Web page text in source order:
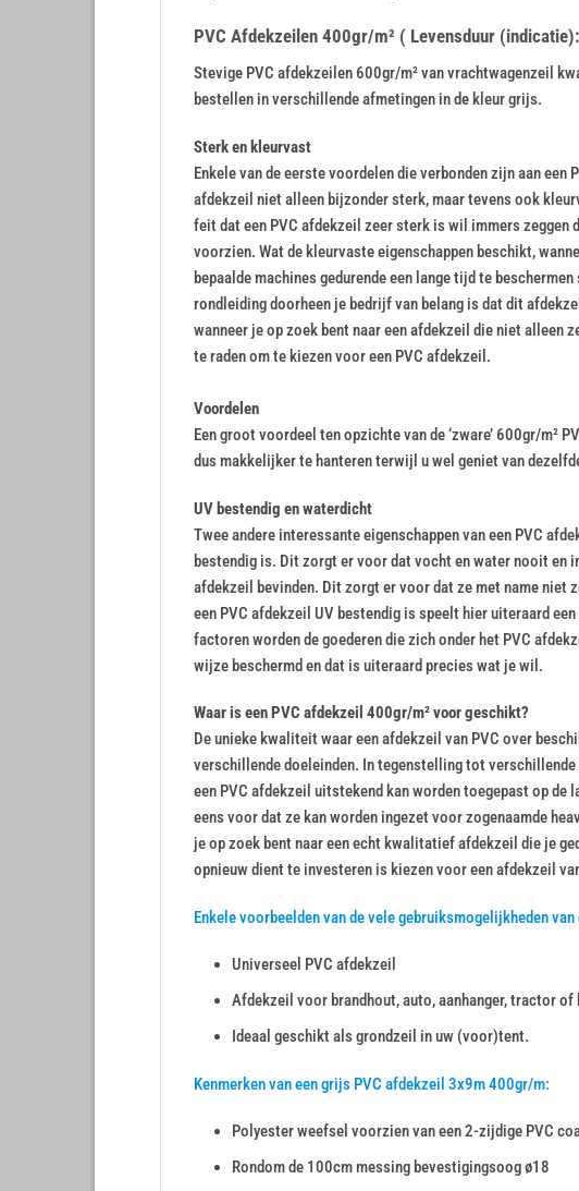
PVC Afdekzeilen 400gr/m² ( Levensduur
Stevige PVC afdekzeilen 600gr/m² van vrachtwagenzeil
bestellen in verschillende afmetingen in de kleur grijs.
Sterk en kleurvast
Enkele van de eerste voordelen die verbonden zijn aan
afdekzeil niet alleen bijzonder sterk, maar tevens ook
feit dat een PVC afdekzeil zeer sterk is wil immers
voorzien. Wat de kleurvaste eigenschappen beschikt,
bepaalde machines gedurende een lange tijd te
rondleiding doorheen je bedrijf van belang is dat dit
wanneer je op zoek bent naar een afdekzeil die niet
te raden om te kiezen voor een PVC afdekzeil.
Voordelen
Een groot voordeel ten opzichte van de ‘zware’ 600gr/m²
dus makkelijker te hanteren terwijl u wel geniet van
UV bestendig en waterdicht
Twee andere interessante eigenschappen van een PVC
bestendig is. Dit zorgt er voor dat vocht en water nooit en
afdekzeil bevinden. Dit zorgt er voor dat ze met name niet
een PVC afdekzeil UV bestendig is speelt hier uiteraard
factoren worden de goederen die zich onder het PVC
wijze beschermd en dat is uiteraard precies wat je wil.
Waar is een PVC afdekzeil 400gr/m² voor geschikt?
De unieke kwaliteit waar een afdekzeil van PVC over
verschillende doeleinden. In tegenstelling tot
een PVC afdekzeil uitstekend kan worden toegepast op
eens voor dat ze kan worden ingezet voor zogenaamde
je op zoek bent naar een echt kwalitatief afdekzeil die je
opnieuw dient te investeren is kiezen voor een afdekzeil
Enkele voorbeelden van de vele gebruiksmogelijkheden
Universeel PVC afdekzeil
Afdekzeil voor brandhout, auto, aanhanger, tractor of
Ideaal geschikt als grondzeil in uw (voor)tent.
Kenmerken van een grijs PVC afdekzeil 3x9m 400gr/m:
Polyester weefsel voorzien van een 2-zijdige PVC
Rondom de 100cm messing bevestigingsoog ø18